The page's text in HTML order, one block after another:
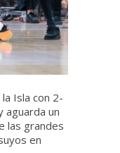
Isla con 2-
aguarda un
las grandes
en